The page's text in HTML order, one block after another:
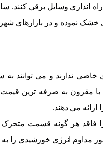
اندازی وسایل برقی کنند.
خشک نموده و در بازارهای
ندارند و می توانند به
مقرون به صرفه ترین قیمت
فاقد هر گونه قسمت متحرک
طور مداوم انرژی خورشیدی را